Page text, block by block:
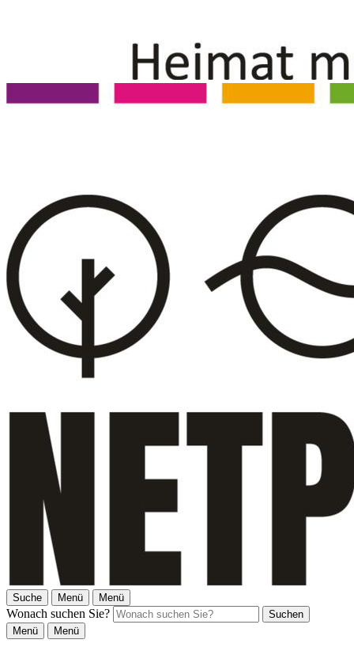
Suche Menü Menü
Wonach suchen Sie?
Suchen
Menü
Menü